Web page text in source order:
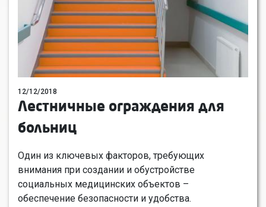
12/12/2018
Лестничные ограждения для
больниц
Один из ключевых факторов, требующих
внимания при создании и обустройстве
социальных медицинских объектов –
обеспечение безопасности и удобства.